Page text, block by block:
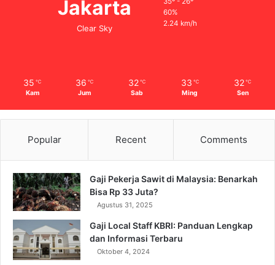
Jakarta
Clear Sky
60%
2.24 km/h
35 ℃
Kam
36 ℃
Jum
32 ℃
Sab
33 ℃
Ming
32 ℃
Sen
Popular Recent Comments
Gaji Pekerja Sawit di Malaysia: Benarkah
Bisa Rp 33 Juta?
Agustus 31, 2025
Gaji Local Staff KBRI: Panduan Lengkap
dan Informasi Terbaru
Oktober 4, 2024